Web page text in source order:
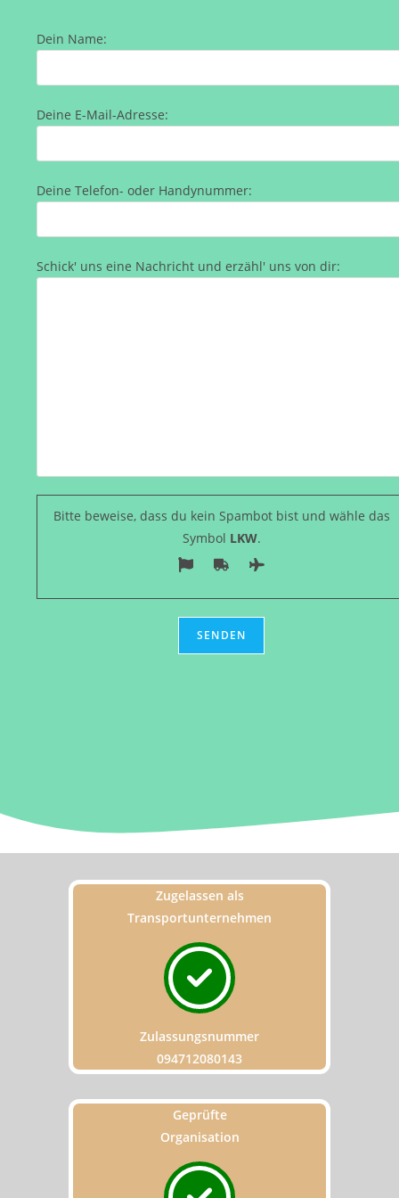
Dein Name:
Deine E-Mail-Adresse:
Deine Telefon- oder Handynummer:
Schick' uns eine Nachricht und erzähl' uns von dir:
Bitte beweise, dass du kein Spambot bist und wähle das
Symbol LKW.
Zugelassen als
Transportunternehmen
Zulassungsnummer
094712080143
Geprüfte
Organisation